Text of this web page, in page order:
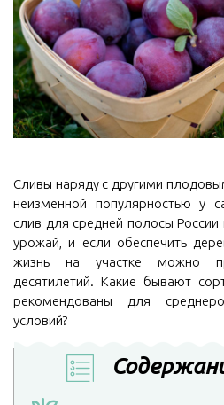
Сливы наряду с другими
неизменной популярностью у
слив для средней полосы
урожай, и если обеспечить
жизнь на участке можно
десятилетий. Какие бывают
рекомендованы для
условий?